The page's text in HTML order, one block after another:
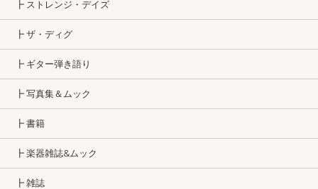
┣ ストレンジ・デイズ
┣ ザ・ディグ
┣ ギター弾き語り
┣ 写真集＆ムック
┣ 書籍
┣ 楽器雑誌&ムック
┣ 雑誌